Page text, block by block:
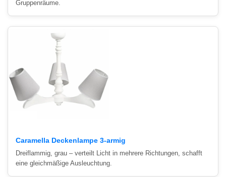
Gruppenräume.
Caramella Deckenlampe 3-armig
Dreiflammig, grau – verteilt Licht in mehrere Richtungen, schafft
eine gleichmäßige Ausleuchtung.